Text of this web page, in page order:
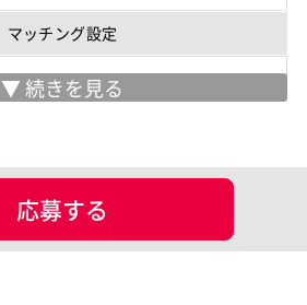
マッチング設定
Python PostgreSQL AWS Flask
Docker
案件ID：652937
応募する